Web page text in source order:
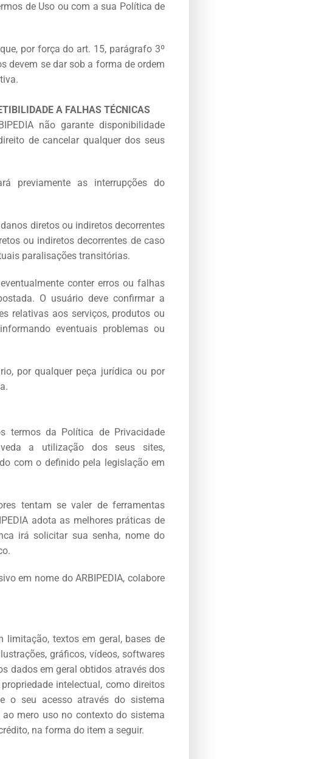
de Uso ou com a sua Política de
por força do art. 15, parágrafo 3º
devem se dar sob a forma de ordem
A FALHAS TÉCNICAS
não garante disponibilidade
de cancelar qualquer dos seus
previamente as interrupções do
diretos ou indiretos decorrentes
ou indiretos decorrentes de caso
paralisações transitórias.
conter erros ou falhas
O usuário deve confirmar a
relativas aos serviços, produtos ou
eventuais problemas ou
por qualquer peça jurídica ou por
termos da Política de Privacidade
a utilização dos seus sites,
com o definido pela legislação em
tentam se valer de ferramentas
adota as melhores práticas de
irá solicitar sua senha, nome do
em nome do ARBIPEDIA, colabore
limitação, textos em geral, bases de
gráficos, vídeos, softwares
dados em geral obtidos através dos
intelectual, como direitos
o seu acesso através do sistema
mero uso no contexto do sistema
na forma do item a seguir.